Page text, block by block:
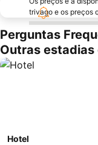
trivago e os preços
Perguntas
Outras
Hotel